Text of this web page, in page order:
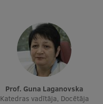
Prof. Guna Laganovska
Katedras vadītāja, Docētāja